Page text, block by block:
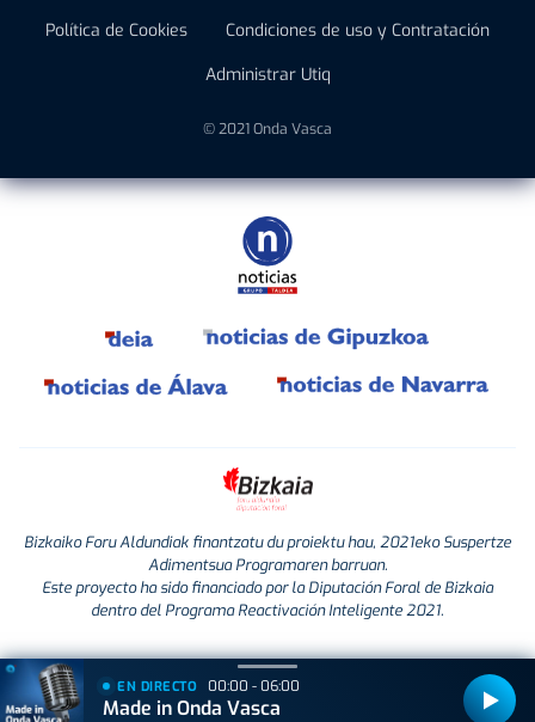
Política de Cookies
Condiciones de uso y Contratación
Administrar Utiq
© 2021 Onda Vasca
Bizkaiko Foru Aldundiak finantzatu du proiektu hau, 2021eko Suspertze
Adimentsua Programaren barruan.
Este proyecto ha sido financiado por la Diputación Foral de Bizkaia
dentro del Programa Reactivación Inteligente 2021.
EN DIRECTO 00:00 - 06:00
Made in Onda Vasca